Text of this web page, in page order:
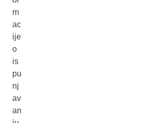
m
ac
ije
o
is
pu
nj
av
an